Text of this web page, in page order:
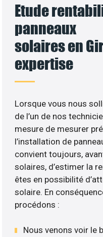
Etude
panneaux
solaires en
expertise
Lorsque vous nous
de l’un de nos
mesure de mesurer
l’installation de
convient toujours,
solaires, d’estimer la
êtes en possibilité
solaire. En
procédons :
Nous venons voir le